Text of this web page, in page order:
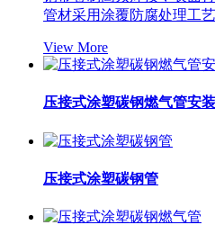
管材采用涂覆防腐处理工
View More
压接式涂塑碳钢燃气管安装
压接式涂塑碳钢管